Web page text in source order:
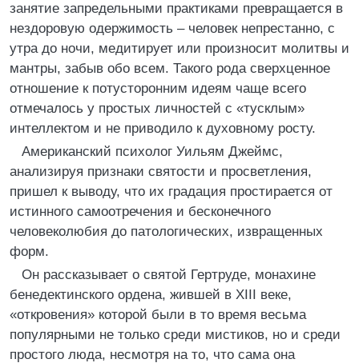
занятие запредельными практиками превращается в
нездоровую одержимость – человек непрестанно, с
утра до ночи, медитирует или произносит молитвы и
мантры, забыв обо всем. Такого рода сверхценное
отношение к потусторонним идеям чаще всего
отмечалось у простых личностей с «тусклым»
интеллектом и не приводило к духовному росту.
Американский психолог Уильям Джеймс,
анализируя признаки святости и просветления,
пришел к выводу, что их градация простирается от
истинного самоотречения и бесконечного
человеколюбия до патологических, извращенных
форм.
Он рассказывает о святой Гертруде, монахине
бенедектинского ордена, жившей в XIII веке,
«откровения» которой были в то время весьма
популярными не только среди мистиков, но и среди
простого люда, несмотря на то, что сама она